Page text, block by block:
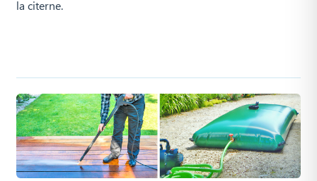
la citerne.